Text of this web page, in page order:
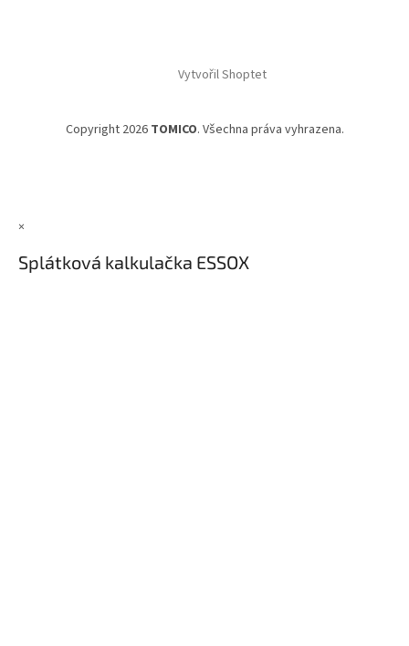
Vytvořil Shoptet
Copyright 2026 TOMICO. Všechna práva vyhrazena.
×
Splátková kalkulačka ESSOX